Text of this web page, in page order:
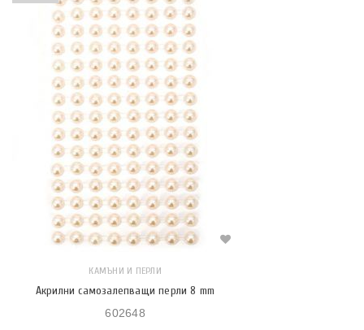
КАМЪНИ И ПЕРЛИ
Акрилни самозалепващи перли 8 mm
602648